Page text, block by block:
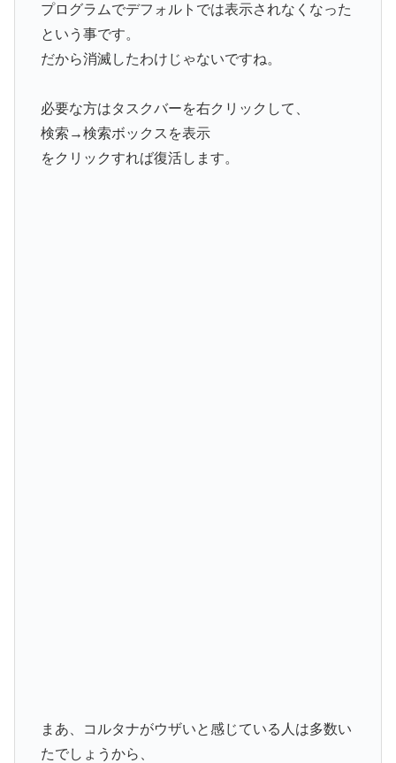
プログラムでデフォルトでは表示されなくなった
という事です。
だから消滅したわけじゃないですね。
必要な方はタスクバーを右クリックして、
検索→検索ボックスを表示
をクリックすれば復活します。
まあ、コルタナがウザいと感じている人は多数い
たでしょうから、